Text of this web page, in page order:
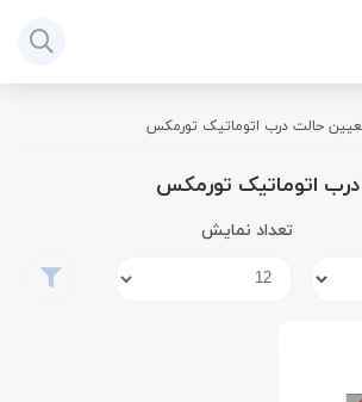
حالت درب اتوماتیک تورمکس
اتوماتیک تورمکس
تعداد نمایش